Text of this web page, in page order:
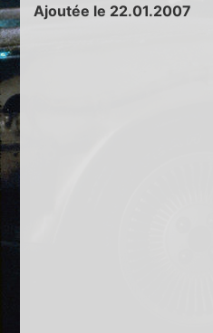
Ajoutée le 22.01.2007